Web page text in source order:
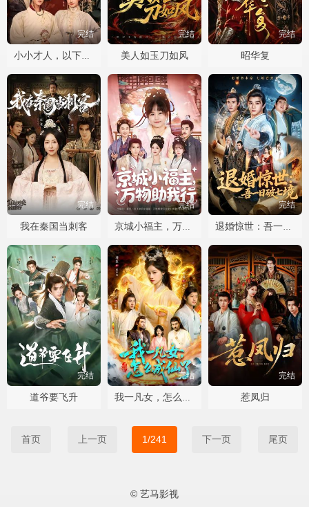
完结
小小才人，以下犯上
完结
美人如玉刀如风
完结
昭华复
完结
我在秦国当刺客
完结
京城小福主，万物助我行
完结
退婚惊世：吾一日破七境
完结
道爷要飞升
完结 完结
惹凤归
首页 上一页 1/241 下一页 尾页
© 艺马影视